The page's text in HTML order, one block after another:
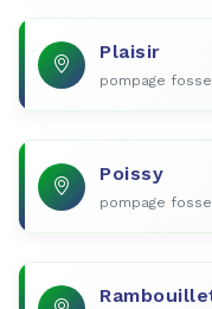
Plaisir
pompage
Poissy
pompage